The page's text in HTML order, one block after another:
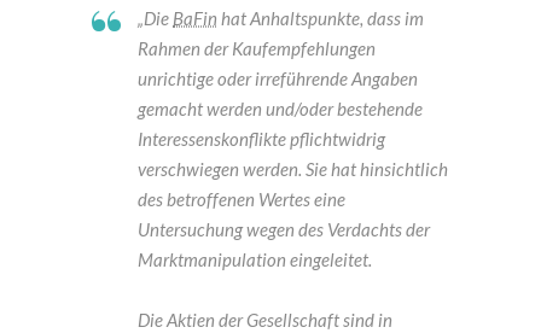
„Die BaFin hat Anhaltspunkte, dass im
Rahmen der Kaufempfehlungen
unrichtige oder irreführende Angaben
gemacht werden und/oder bestehende
Interessenskonflikte pflichtwidrig
verschwiegen werden. Sie hat hinsichtlich
des betroffenen Wertes eine
Untersuchung wegen des Verdachts der
Marktmanipulation eingeleitet.
Die Aktien der Gesellschaft sind in